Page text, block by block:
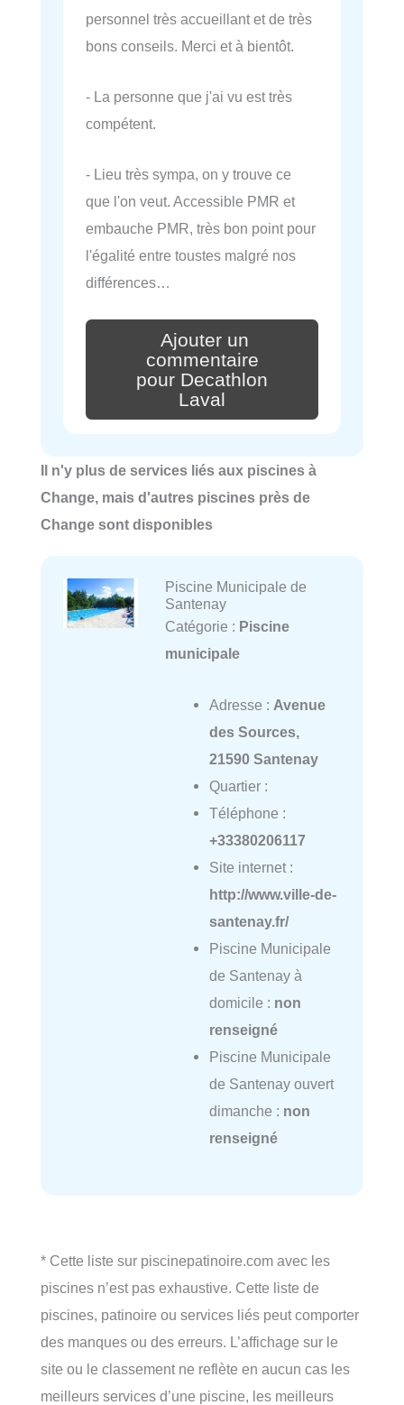
personnel très accueillant et de très
bons conseils. Merci et à bientôt.
- La personne que j'ai vu est très
compétent.
- Lieu très sympa, on y trouve ce
que l'on veut. Accessible PMR et
embauche PMR, très bon point pour
l'égalité entre toustes malgré nos
différences…
Ajouter un
commentaire
pour Decathlon
Laval
Il n'y plus de services liés aux piscines à
Change, mais d'autres piscines près de
Change sont disponibles
Piscine Municipale de
Santenay
Catégorie : Piscine
municipale
Adresse : Avenue
des Sources,
21590 Santenay
Quartier :
Téléphone :
+33380206117
Site internet :
http://www.ville-de-
santenay.fr/
Piscine Municipale
de Santenay à
domicile : non
renseigné
Piscine Municipale
de Santenay ouvert
dimanche : non
renseigné
* Cette liste sur piscinepatinoire.com avec les
piscines n’est pas exhaustive. Cette liste de
piscines, patinoire ou services liés peut comporter
des manques ou des erreurs. L’affichage sur le
site ou le classement ne reflète en aucun cas les
meilleurs services d’une piscine, les meilleurs